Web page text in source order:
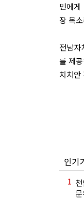
민에
장 목
전남자
를 제
치치안
인기
1